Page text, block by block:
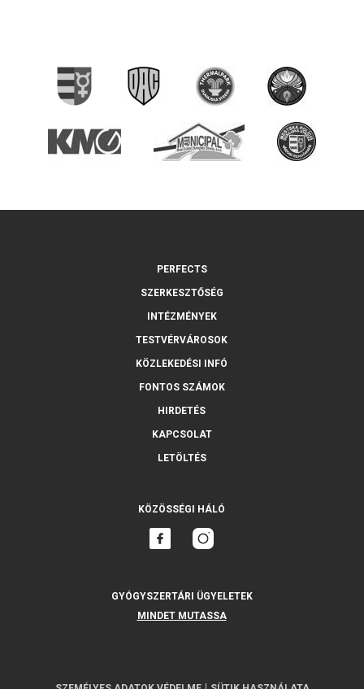
PERFECTS
SZERKESZTŐSÉG
INTÉZMÉNYEK
TESTVÉRVÁROSOK
KÖZLEKEDÉSI INFÓ
FONTOS SZÁMOK
HIRDETÉS
KAPCSOLAT
LETÖLTÉS
KÖZÖSSÉGI HÁLÓ
GYÓGYSZERTÁRI ÜGYELETEK
MINDET MUTASSA